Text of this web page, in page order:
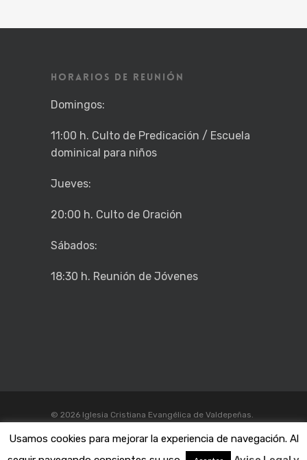
HORARIOS DE REUNIÓN
Domingos:
11:00 h. Culto de Predicación / Escuela
dominical para niños
Jueves:
20:00 h. Culto de Oración
Sábados:
18:30 h. Reunión de Jóvenes
© 2026 Iglesia Cristiana Evangélica de Valdepeñas.
Usamos cookies para mejorar la experiencia de navegación. Al